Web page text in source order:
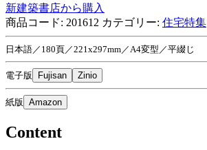
新建築書店から購入
商品コード: 201612 カテゴリー: 住宅特集
日本語／180頁／221x297mm／A4変型／平綴じ
電子版 Fujisan Zinio
紙版 Amazon
Content